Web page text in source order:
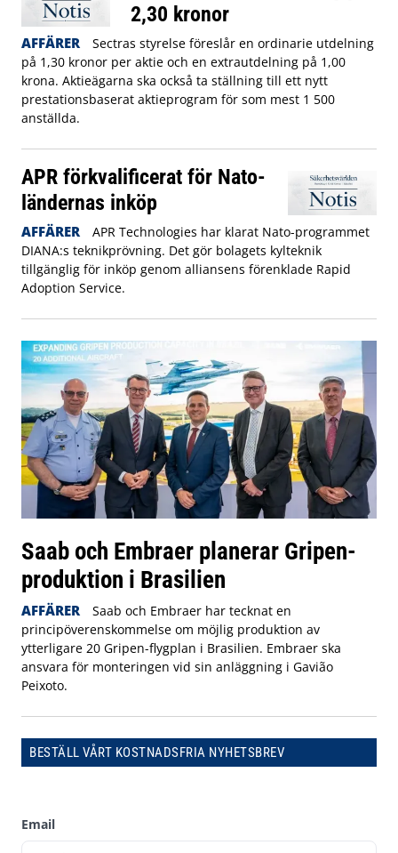
2,30 kronor
AFFÄRER
Sectras styrelse föreslår en ordinarie utdelning
på 1,30 kronor per aktie och en extrautdelning på 1,00
krona. Aktieägarna ska också ta ställning till ett nytt
prestationsbaserat aktieprogram för som mest 1 500
anställda.
APR förkvalificerat för Nato-
ländernas inköp
AFFÄRER
APR Technologies har klarat Nato-programmet
DIANA:s teknikprövning. Det gör bolagets kylteknik
tillgänglig för inköp genom alliansens förenklade Rapid
Adoption Service.
Saab och Embraer planerar Gripen-
produktion i Brasilien
AFFÄRER
Saab och Embraer har tecknat en
principöverenskommelse om möjlig produktion av
ytterligare 20 Gripen-flygplan i Brasilien. Embraer ska
ansvara för monteringen vid sin anläggning i Gavião
Peixoto.
BESTÄLL VÅRT KOSTNADSFRIA NYHETSBREV
Email